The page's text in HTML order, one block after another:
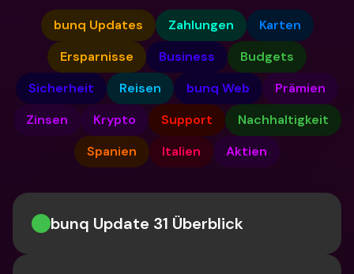
bunq Updates Zahlungen
Karten
Ersparnisse
Business
Budgets
Sicherheit
Reisen bunq Web
Prämien
Zinsen
Krypto Support
Nachhaltigkeit
Spanien
Italien Aktien
bunq Update 31 Überblick